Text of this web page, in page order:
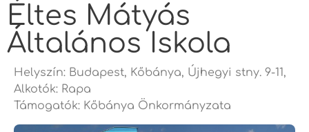
Éltes Mátyás
Általános Iskola
Helyszín: Budapest, Kőbánya, Újhegyi stny. 9-11,
Alkotók: Rapa
Támogatók: Kőbánya Önkormányzata